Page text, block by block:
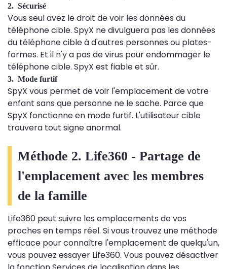
2. Sécurisé
Vous seul avez le droit de voir les données du
téléphone cible. SpyX ne divulguera pas les données
du téléphone cible à d'autres personnes ou plates-
formes. Et il n'y a pas de virus pour endommager le
téléphone cible. SpyX est fiable et sûr.
3. Mode furtif
SpyX vous permet de voir l'emplacement de votre
enfant sans que personne ne le sache. Parce que
SpyX fonctionne en mode furtif. L'utilisateur cible
trouvera tout signe anormal.
Méthode 2. Life360 - Partage de
l'emplacement avec les membres
de la famille
Life360 peut suivre les emplacements de vos
proches en temps réel. Si vous trouvez une méthode
efficace pour connaître l'emplacement de quelqu'un,
vous pouvez essayer Life360. Vous pouvez désactiver